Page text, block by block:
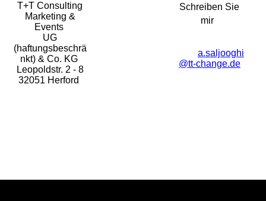
T+T Consulting
Marketing &
Events
UG
(haftungsbeschrä
nkt) & Co. KG
Leopoldstr. 2 - 8
32051 Herford
Schreiben Sie
mir
a.saljooghi
@tt-change.de